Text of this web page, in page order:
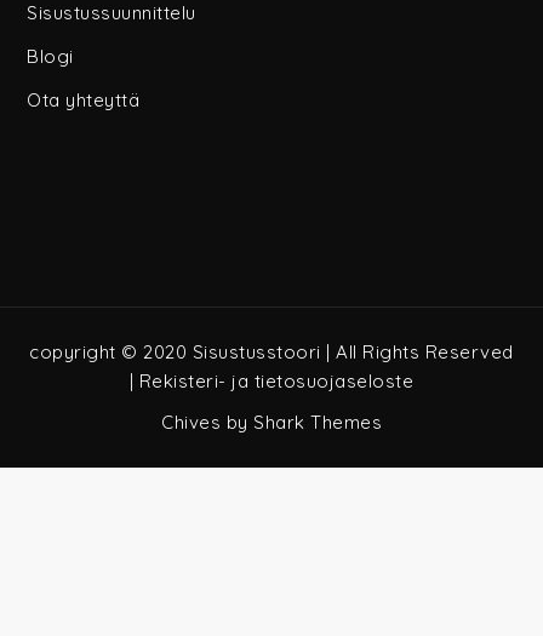
Sisustussuunnittelu
Blogi
Ota yhteyttä
copyright © 2020 Sisustusstoori | All Rights Reserved
| Rekisteri- ja tietosuojaseloste
Chives by Shark Themes